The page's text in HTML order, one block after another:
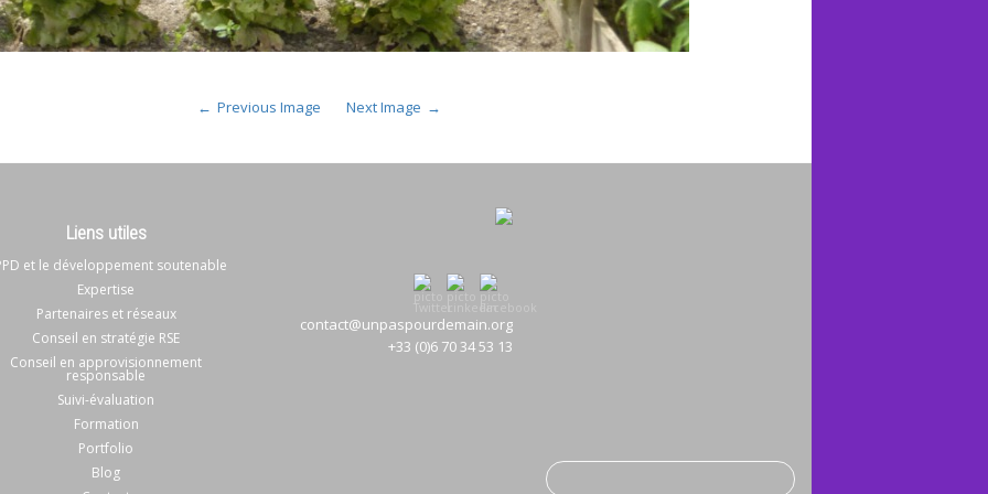
Previous Image Next Image
Liens utiles
et le développement soutenable
Expertise
Partenaires et réseaux
Conseil en stratégie RSE
Conseil en approvisionnement
responsable
Suivi-évaluation
Formation
Portfolio
Blog
contact@unpaspourdemain.org
+33 (0)6 70 34 53 13